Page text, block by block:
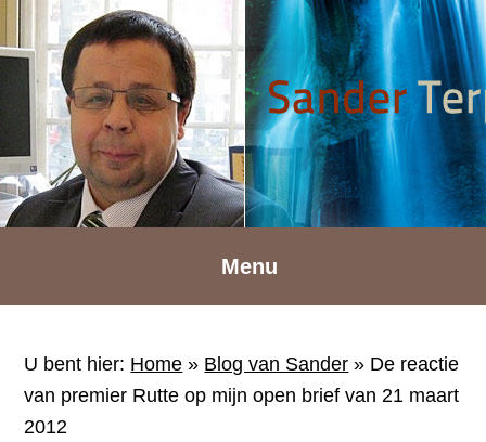
Spring
naar
hoofdnavigatie
naar
hoofd
inhoud
Spring
naar
voettekst
Menu
U bent hier: Home » Blog van Sander » De reactie
van premier Rutte op mijn open brief van 21 maart
2012